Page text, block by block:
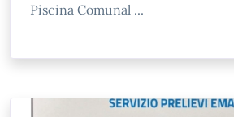
Piscina Comunal ...